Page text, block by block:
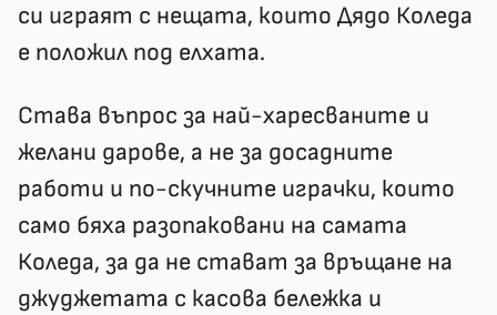
си играят с нещата, които Дядо Коледа
е положил под елхата.
Става въпрос за най-харесваните и
желани дарове, а не за досадните
работи и по-скучните играчки, които
само бяха разопаковани на самата
Коледа, за да не стават за връщане на
джуджетата с касова бележка и